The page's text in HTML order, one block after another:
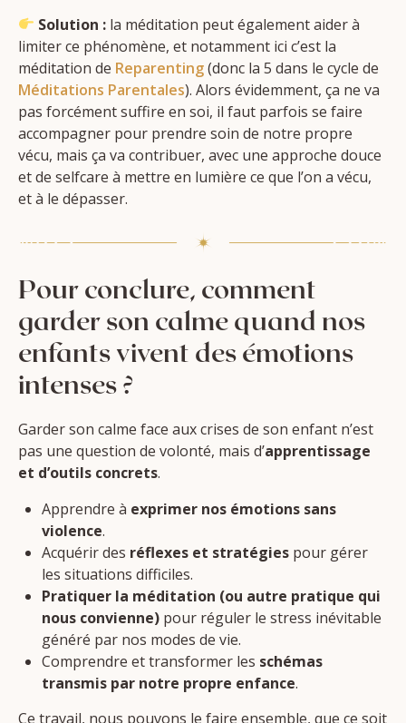
Solution : la méditation peut également aider à
limiter ce phénomène, et notamment ici c’est la
méditation de Reparenting(donc la 5 dans le cycle de
Méditations Parentales). Alors évidemment, ça ne va
pas forcément suffire en soi, il faut parfois se faire
accompagner pour prendre soin de notre propre
vécu, mais ça va contribuer, avec une approche douce
et de selfcare à mettre en lumière ce que l’on a vécu,
et à le dépasser.
Pour conclure, comment
garder son calme quand nos
enfants vivent des émotions
intenses ?
Garder son calme face aux crises de son enfant n’est
pas une question de volonté, mais d’apprentissage
et d’outils concrets.
Apprendre à exprimer nos émotions sans
violence.
Acquérir des réflexes et stratégies pour gérer
les situations difficiles.
Pratiquer la méditation (ou autre pratique qui
nous convienne) pour réguler le stress inévitable
généré par nos modes de vie.
Comprendre et transformer les schémas
transmis par notre propre enfance.
Ce travail, nous pouvons le faire ensemble, que ce soit